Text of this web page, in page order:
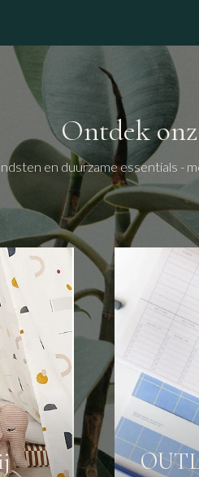
Ontdek
en duurzame essentials -